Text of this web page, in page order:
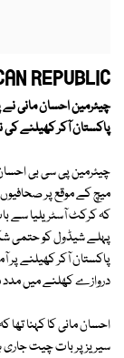
REPUBLIC:
چیئرمین احسان مانی
پاکستان آکر کھیلنے کی
چیئرمین پی سی بی
میچ کے موقع پر
کہ کرکٹ آسٹریلیا سے
پہلے شیڈول کو حتمی
پاکستان آکر کھیلنے
دروازے کھلنے میں
احسان مانی کا کہنا تھا
سیریز پر بات چیت جاری